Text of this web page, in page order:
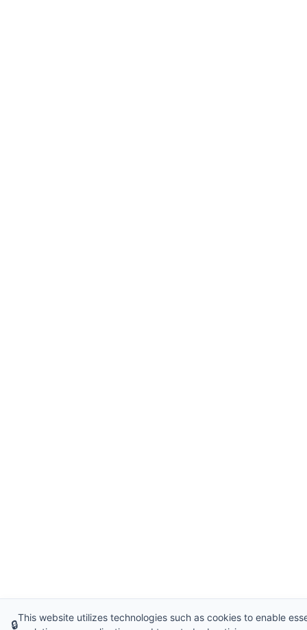
🔒
This website utilizes technologies such as cookies to enable